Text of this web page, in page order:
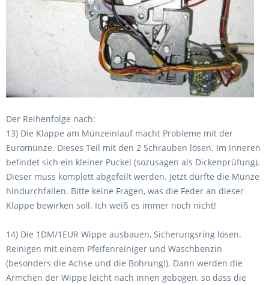
Der Reihenfolge nach:
13) Die Klappe am Münzeinlauf macht Probleme mit der
Euromünze. Dieses Teil mit den 2 Schrauben lösen. Im Inneren
befindet sich ein kleiner Puckel (sozusagen als Dickenprüfung).
Dieser muss komplett abgefeilt werden. Jetzt dürfte die Münze
hindurchfallen. Bitte keine Fragen, was die Feder an dieser
Klappe bewirken soll. Ich weiß es immer noch nicht!
14) Die 1DM/1EUR Wippe ausbauen, Sicherungsring lösen.
Reinigen mit einem Pfeifenreiniger und Waschbenzin
(besonders die Achse und die Bohrung!). Dann werden die
Ärmchen der Wippe leicht nach innen gebogen, so dass die